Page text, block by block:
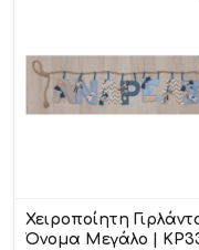
Χειροποίητη
Όνομα Μεγάλο |